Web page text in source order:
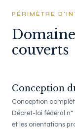
PÉRIMÈTRE
couverts
Conception
Conception
Décret-loi fédéral n°
et les orientations